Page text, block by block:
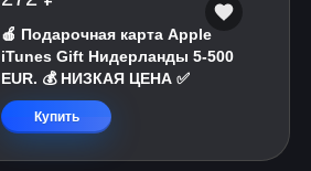
🍎 Подарочная карта Apple
iTunes Gift Нидерланды 5-500
EUR. 💰 НИЗКАЯ ЦЕНА ✅
Купить